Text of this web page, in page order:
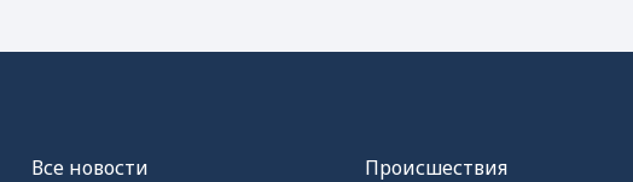
Все новости Происшествия